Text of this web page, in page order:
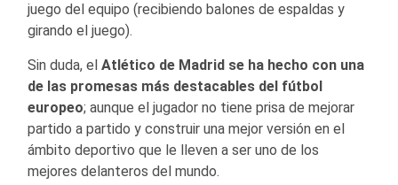
juego del equipo (recibiendo balones de espaldas y
girando el juego).
Sin duda, el Atlético de Madrid se ha hecho con una
de las promesas más destacables del fútbol
europeo; aunque el jugador no tiene prisa de mejorar
partido a partido y construir una mejor versión en el
ámbito deportivo que le lleven a ser uno de los
mejores delanteros del mundo.